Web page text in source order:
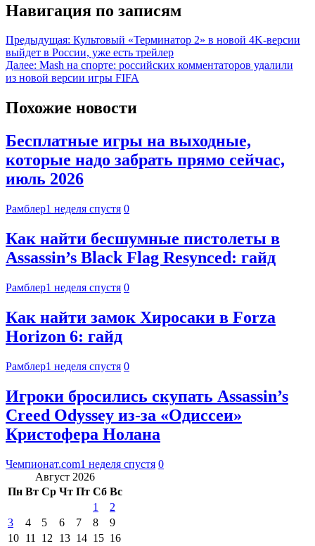
Навигация по записям
Предыдущая: Культовый «Терминатор 2» в новой 4K-версии
выйдет в России, уже есть трейлер
Далее: Mash на спорте: российских комментаторов удалили
из новой версии игры FIFA
Похожие новости
Бесплатные игры на выходные,
которые надо забрать прямо сейчас,
июль 2026
Рамблер1 неделя спустя 0
Как найти бесшумные пистолеты в
Assassin’s Black Flag Resynced: гайд
Рамблер1 неделя спустя 0
Как найти замок Хиросаки в Forza
Horizon 6: гайд
Рамблер1 неделя спустя 0
Игроки бросились скупать Assassin’s
Creed Odyssey из-за «Одиссеи»
Кристофера Нолана
Чемпионат.com1 неделя спустя 0
Август 2026
Пн Вт Ср Чт Пт Сб Вс
1
2
3
4 5 6 7 8
9
10 11 12 13 14 15 16